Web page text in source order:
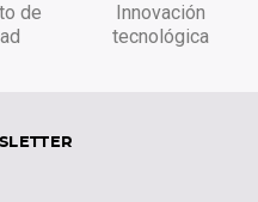
de
Innovación
tecnológica